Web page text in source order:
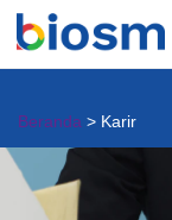
Beranda > Karir